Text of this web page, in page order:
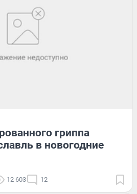
гриппа
в новогодние
12 603 12